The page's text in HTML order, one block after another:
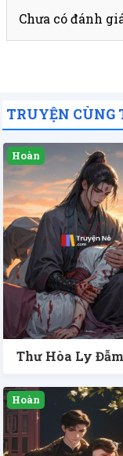
Chưa có đánh
TRUYỆN CÙNG
Thư Hòa Ly